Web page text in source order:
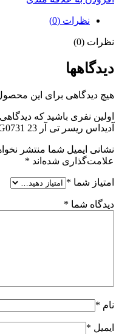
نظرات (0)
نظرات (0)
دیدگاهها
هیچ دیدگاهی برای این
اولین نفری باشید که
آدیداس ریسر تی آر 23 adidas racer TR 23 IG0731”
نشانی ایمیل شما منتشر
علامت‌گذاری شده‌اند *
امتیاز شما *
دیدگاه شما *
نام *
ایمیل *